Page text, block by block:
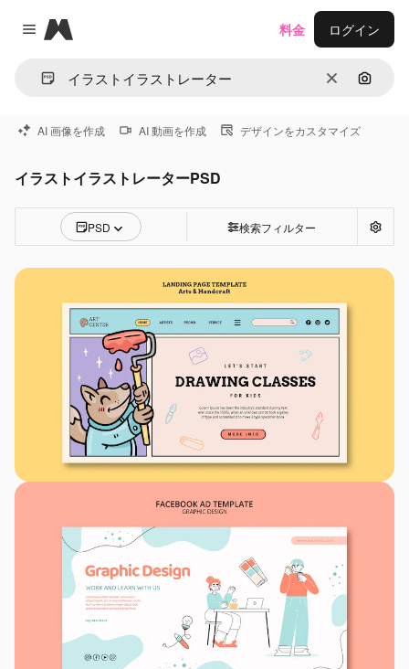
Close menu
Magnific
消去 画像で
料金 ログイン
AI 画像を作成 AI 動画を作成 デザインをカスタマイズ
イラストイラストレーターPSD
PSD 検索フィルター